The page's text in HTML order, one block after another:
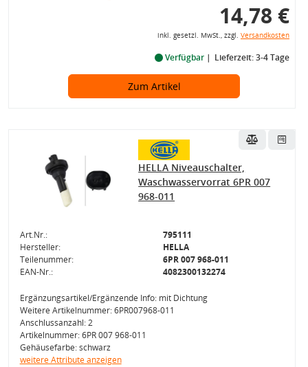
14,78 €
inkl. gesetzl. MwSt., zzgl. Versandkosten
Verfügbar Lieferzeit: 3-4 Tage
Zum Artikel
HELLA Niveauschalter,
Waschwasservorrat 6PR 007
968-011
Art.Nr.:
795111
Hersteller:
HELLA
Teilenummer:
6PR 007 968-011
EAN-Nr.:
4082300132274
Ergänzungsartikel/Ergänzende Info: mit Dichtung
Weitere Artikelnummer: 6PR007968-011
Anschlussanzahl: 2
Artikelnummer: 6PR 007 968-011
Gehäusefarbe: schwarz
weitere Attribute anzeigen